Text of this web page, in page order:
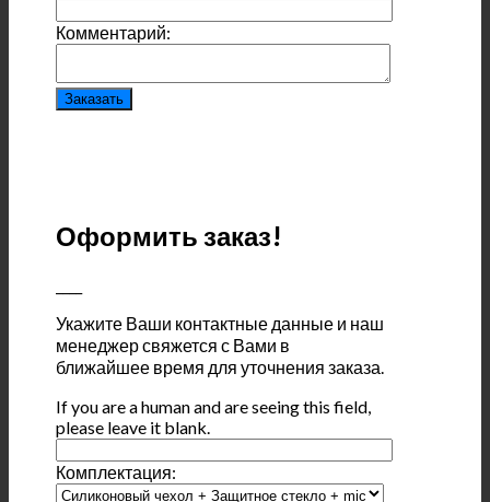
Комментарий:
Оформить заказ!
Укажите Ваши контактные данные и наш
менеджер свяжется с Вами в
ближайшее время для уточнения заказа.
If you are a human and are seeing this field,
please leave it blank.
Комплектация: